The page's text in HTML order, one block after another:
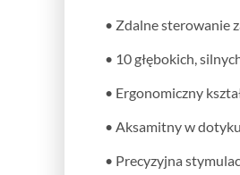
• Zdalne sterowanie
• 10 głębokich,
• Ergonomiczny
• Aksamitny w
• Precyzyjna